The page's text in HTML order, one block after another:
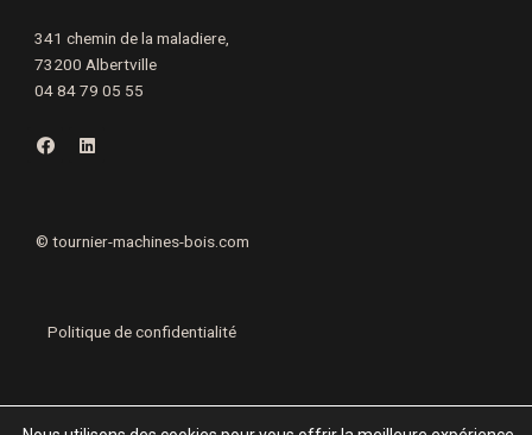
341 chemin de la maladiere,
73200 Albertville
04 84 79 05 55
F
a
o
L
i
i
© tournier-machines-bois.com
Politique de confidentialité